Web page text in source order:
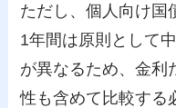
ただし、個人向け国
1年間は原則として
が異なるため、金利
性も含めて比較する